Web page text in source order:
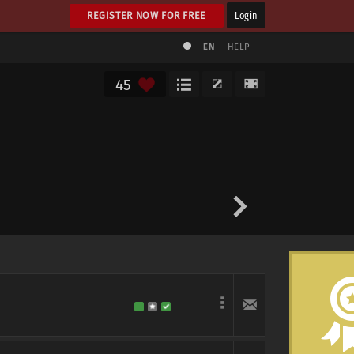
REGISTER NOW FOR FREE Login
EN HELP
45